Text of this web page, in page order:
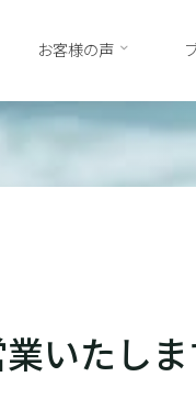
お客様の声
いたし